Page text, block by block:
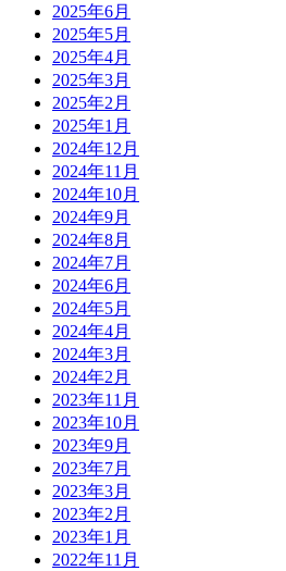
2025年6月
2025年5月
2025年4月
2025年3月
2025年2月
2025年1月
2024年12月
2024年11月
2024年10月
2024年9月
2024年8月
2024年7月
2024年6月
2024年5月
2024年4月
2024年3月
2024年2月
2023年11月
2023年10月
2023年9月
2023年7月
2023年3月
2023年2月
2023年1月
2022年11月